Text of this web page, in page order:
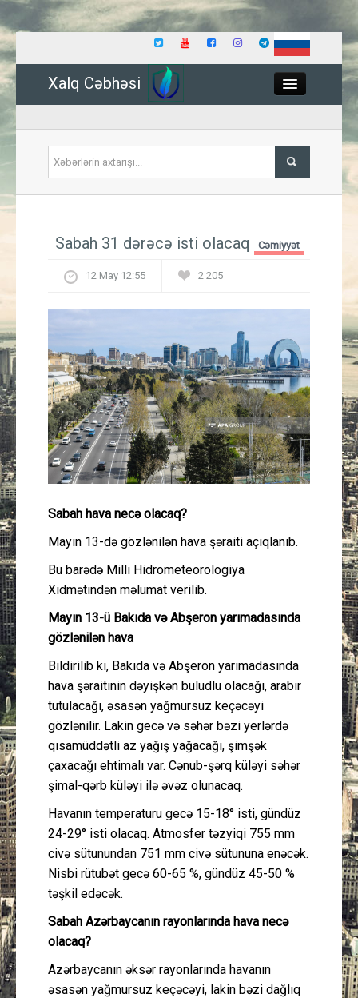
Xalq Cəbhəsi
İqtisadiyyat
Hadisə
Güney Azərbaycan
Mədəniyyət
Müsahibə
Layihə
Gündəm
Cəmiyyət
Peşə etikası
Əlaqə
Sabah 31 dərəcə isti olacaq Cəmiyyət
12 May 12:55 2 205
Sabah hava necə olacaq?
Mayın 13-də gözlənilən hava şəraiti açıqlanıb.
Bu barədə Milli Hidrometeorologiya
Xidmətindən məlumat verilib.
Mayın 13-ü Bakıda və Abşeron yarımadasında
gözlənilən hava
Bildirilib ki, Bakıda və Abşeron yarımadasında
hava şəraitinin dəyişkən buludlu olacağı, arabir
tutulacağı, əsasən yağmursuz keçəcəyi
gözlənilir. Lakin gecə və səhər bəzi yerlərdə
qısamüddətli az yağış yağacağı, şimşək
çaxacağı ehtimalı var. Cənub-şərq küləyi səhər
şimal-qərb küləyi ilə əvəz olunacaq.
Havanın temperaturu gecə 15-18° isti, gündüz
24-29° isti olacaq. Atmosfer təzyiqi 755 mm
civə sütunundan 751 mm civə sütununa enəcək.
Nisbi rütubət gecə 60-65 %, gündüz 45-50 %
təşkil edəcək.
Sabah Azərbaycanın rayonlarında hava necə
olacaq?
Azərbaycanın əksər rayonlarında havanın
əsasən yağmursuz keçəcəyi, lakin bəzi dağlıq